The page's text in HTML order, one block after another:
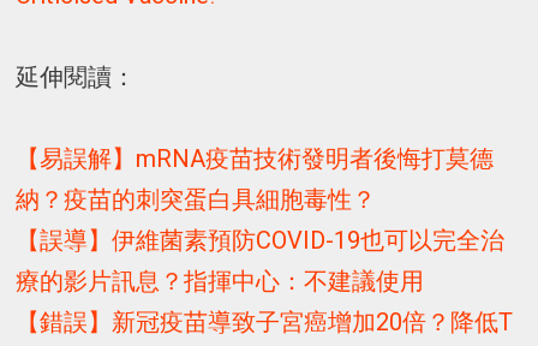
延伸閱讀：
【易誤解】mRNA疫苗技術發明者後悔打莫德
納？疫苗的刺突蛋白具細胞毒性？
【誤導】伊維菌素預防COVID-19也可以完全治
療的影片訊息？指揮中心：不建議使用
【錯誤】新冠疫苗導致子宮癌增加20倍？降低T